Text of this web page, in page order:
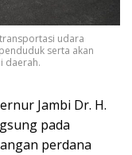
udara
serta akan
daerah.
Jambi Dr. H.
pada
perdana